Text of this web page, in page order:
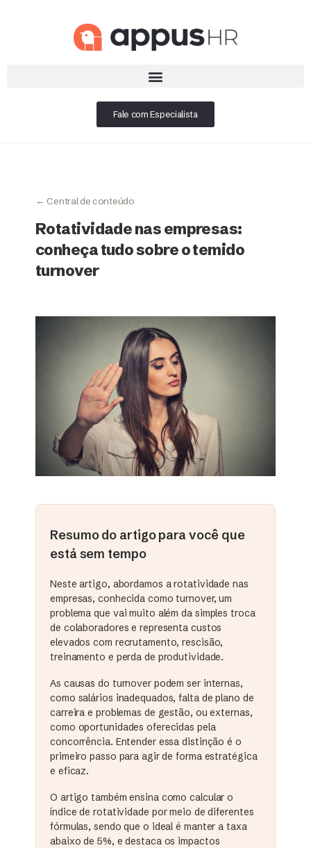
Fale com Especialista
← Central de conteúdo
Rotatividade nas empresas:
conheça tudo sobre o temido
turnover
Resumo do artigo para você que
está sem tempo
Neste artigo, abordamos a rotatividade nas
empresas, conhecida como turnover, um
problema que vai muito além da simples troca
de colaboradores e representa custos
elevados com recrutamento, rescisão,
treinamento e perda de produtividade.
As causas do turnover podem ser internas,
como salários inadequados, falta de plano de
carreira e problemas de gestão, ou externas,
como oportunidades oferecidas pela
concorrência. Entender essa distinção é o
primeiro passo para agir de forma estratégica
e eficaz.
O artigo também ensina como calcular o
índice de rotatividade por meio de diferentes
fórmulas, sendo que o ideal é manter a taxa
abaixo de 5%, e destaca os impactos